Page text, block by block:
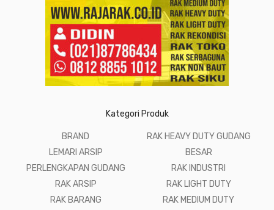
Kategori Produk
BRAND
LEMARI ARSIP
PERLENGKAPAN GUDANG
RAK ARSIP
RAK BARANG
RAK HEAVY DUTY GUDANG
BESAR
RAK INDUSTRI
RAK LIGHT DUTY
RAK MEDIUM DUTY